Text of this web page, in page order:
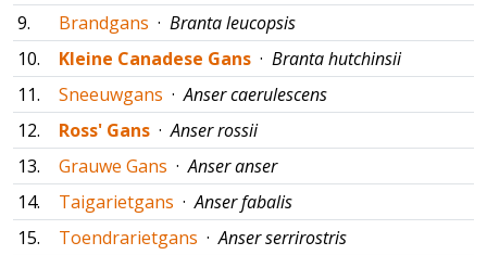
9.
Brandgans · Branta leucopsis
10.
Kleine Canadese Gans · Branta hutchinsii
11.
Sneeuwgans ·Anser caerulescens
12.
Ross' Gans ·Anser rossii
13.
Grauwe Gans ·Anser anser
14.
Taigarietgans ·Anser fabalis
15.
Toendrarietgans ·Anser serrirostris